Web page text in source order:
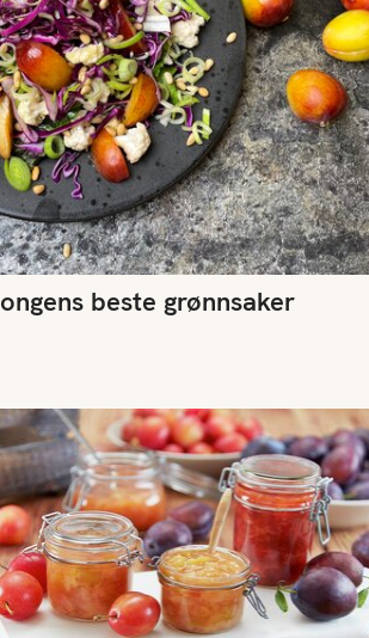
beste grønnsaker